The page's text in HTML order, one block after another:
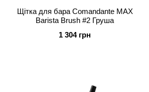
Щітка для бара Comandante MAX
Barista Brush #2 Груша
1 304 грн